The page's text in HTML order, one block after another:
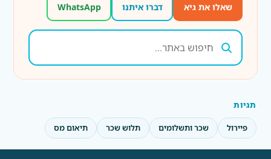
שאלו את גיא דברו איתנו WhatsApp
תגיות
פיירול שכר ותשלומים תלוש שכר תיאום מס